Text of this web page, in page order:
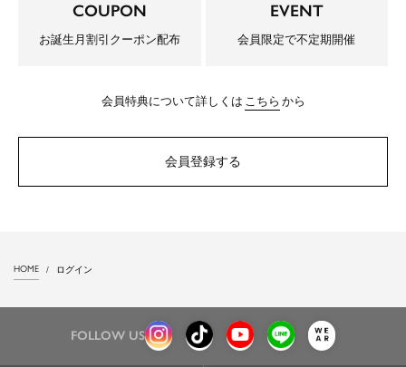
COUPON
お誕生月割引クーポン配布
EVENT
会員限定で不定期開催
会員特典について詳しくは こちら から
会員登録する
HOME ログイン
FOLLOW US